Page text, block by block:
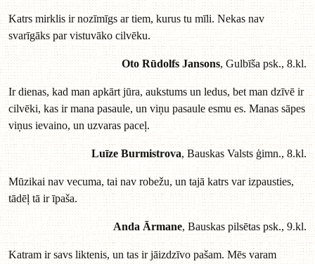
Katrs mirklis ir nozīmīgs ar tiem, kurus tu mīli. Nekas nav
svarīgāks par vistuvāko cilvēku.
Oto Rūdolfs Jansons, Gulbīša psk., 8.kl.
Ir dienas, kad man apkārt jūra, aukstums un ledus, bet man dzīvē ir
cilvēki, kas ir mana pasaule, un viņu pasaule esmu es. Manas sāpes
viņus ievaino, un uzvaras paceļ.
Luīze Burmistrova, Bauskas Valsts ģimn., 8.kl.
Mūzikai nav vecuma, tai nav robežu, un tajā katrs var izpausties,
tādēļ tā ir īpaša.
Anda Ārmane, Bauskas pilsētas psk., 9.kl.
Katram ir savs liktenis, un tas ir jāizdzīvo pašam. Mēs varam